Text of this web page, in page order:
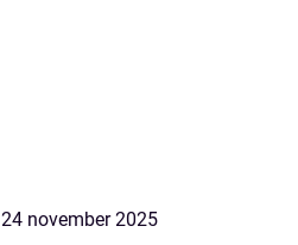
24 november 2025